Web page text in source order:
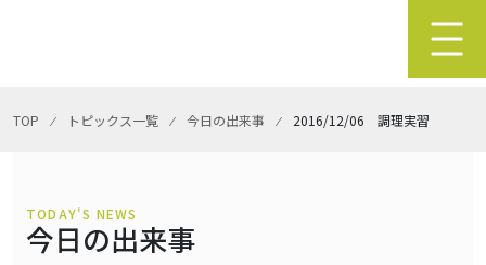
TOP ⁄ トピックス一覧 ⁄ 今日の出来事 ⁄ 2016/12/06 調理実習
TODAY'S NEWS
今日の出来事